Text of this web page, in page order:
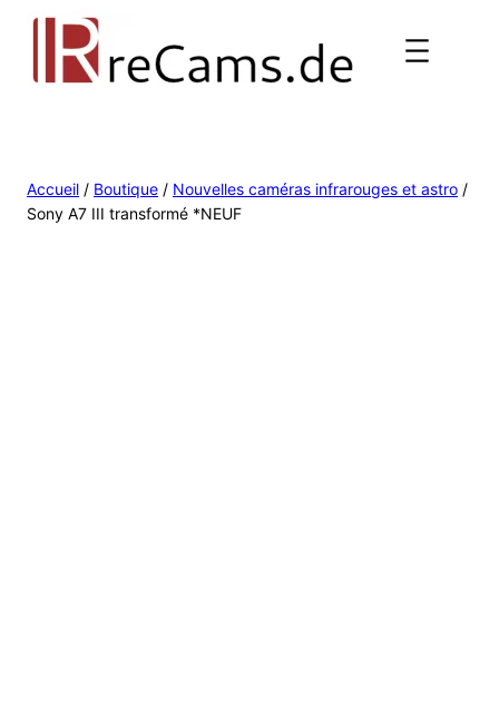
Accueil / Boutique / Nouvelles caméras infrarouges et astro /
Sony A7 III transformé *NEUF